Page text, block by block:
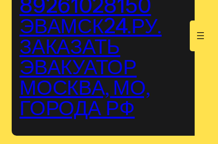
89261028150
ЭВАМСК24.РУ.
ЗАКАЗАТЬ
ЭВАКУАТОР
МОСКВА, МО,
ГОРОДА РФ